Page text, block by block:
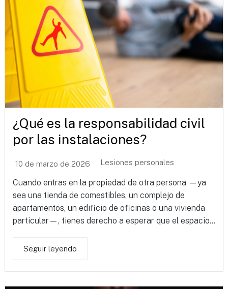
¿Qué es la responsabilidad civil
por las instalaciones?
10 de marzo de 2026 Lesiones personales
Cuando entras en la propiedad de otra persona —ya
sea una tienda de comestibles, un complejo de
apartamentos, un edificio de oficinas o una vivienda
particular—, tienes derecho a esperar que el espacio...
Seguir leyendo